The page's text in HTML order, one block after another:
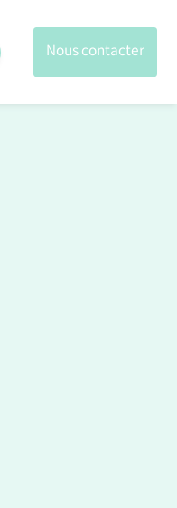
Nous contacter